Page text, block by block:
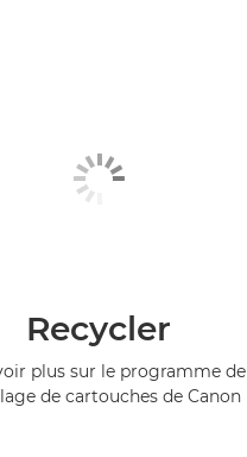
Recycler
plus sur le programme de
de cartouches de Canon